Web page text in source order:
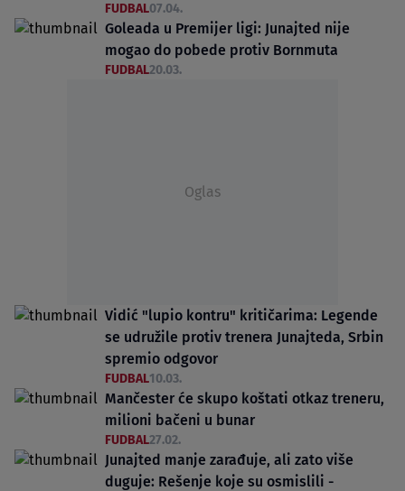
FUDBAL07.04.
Goleada u Premijer ligi: Junajted nije
mogao do pobede protiv Bornmuta
FUDBAL20.03.
Oglas
Vidić "lupio kontru" kritičarima: Legende
se udružile protiv trenera Junajteda, Srbin
spremio odgovor
FUDBAL10.03.
Mančester će skupo koštati otkaz treneru,
milioni bačeni u bunar
FUDBAL27.02.
Junajted manje zarađuje, ali zato više
duguje: Rešenje koje su osmislili -